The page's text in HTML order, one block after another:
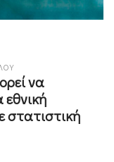
να
εθνική